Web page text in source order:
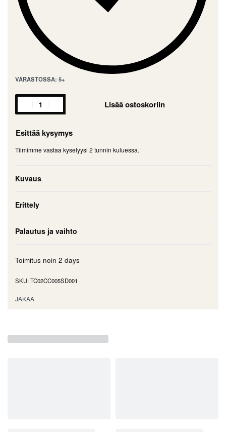
VARASTOSSA: 5+
Lisää ostoskoriin
Esittää kysymys
Tiimimme vastaa kyselyysi 2 tunnin kuluessa.
Kuvaus
Erittely
Palautus ja vaihto
Toimitus noin 2 days
TC02CC005SD001
JAKAA